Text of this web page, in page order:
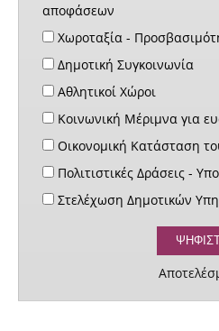
αποφάσεων
Χωροταξία -
Δημοτική Συγκοινωνία
Αθλητικοί Χώροι
Κοινωνική Μέριμνα για
Οικονομική Κατάσταση
Πολιτιστικές Δράσεις -
Στελέχωση Δημοτικών